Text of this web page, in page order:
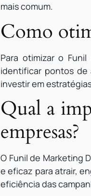
mais comum.
Como
Para otimizar o
identificar pontos de
investir em
Qual a
empresas?
O Funil de Marketing
e eficaz para atrair,
eficiência das